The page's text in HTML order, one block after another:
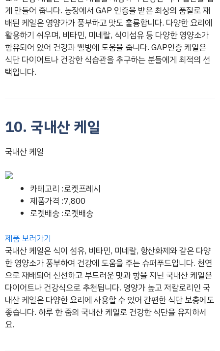
게 만들어 줍니다. 농장에서 GAP 인증을 받은 최상의 품질로 재
배된 케일은 영양가가 풍부하고 맛도 훌륭합니다. 다양한 요리에
활용하기 쉬우며, 비타민, 미네랄, 식이섬유 등 다양한 영양소가
함유되어 있어 건강과 웰빙에 도움을 줍니다. GAP인증 케일은
식단 다이어트나 건강한 식습관을 추구하는 분들에게 최적의 선
택입니다.
10. 국내산 케일
국내산 케일
카테고리 :로켓프레시
제품가격 :7,800
로켓배송 :로켓배송
제품 보러가기
국내산 케일은 식이 섬유, 비타민, 미네랄, 항산화제와 같은 다양
한 영양소가 풍부하여 건강에 도움을 주는 슈퍼푸드입니다. 천연
으로 재배되어 신선하고 부드러운 맛과 향을 지닌 국내산 케일은
다이어트나 건강식으로 추천됩니다. 영양가 높고 저칼로리인 국
내산 케일은 다양한 요리에 사용할 수 있어 간편한 식단 보충에도
좋습니다. 하루 한 줌의 국내산 케일로 건강한 식단을 유지하세
요.